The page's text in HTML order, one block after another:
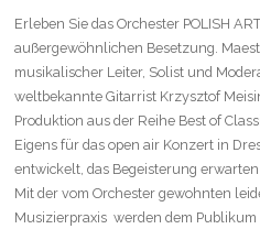
Erleben Sie das Orchester POLISH
außergewöhnlichen Besetzung.
musikalischer Leiter, Solist und
weltbekannte Gitarrist Krzysztof
Produktion aus der Reihe Best of
Eigens für das open air Konzert in
entwickelt, das Begeisterung erwarten
Mit der vom Orchester gewohnten
Musizierpraxis werden dem